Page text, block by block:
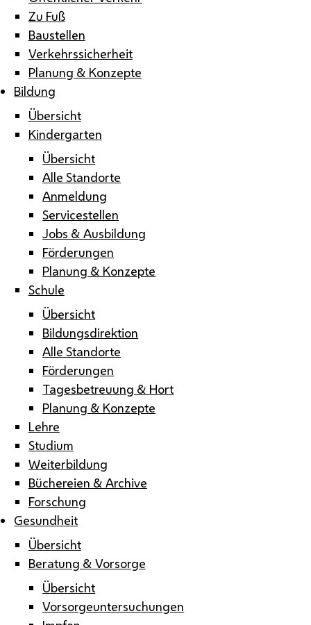
Zu Fuß
Baustellen
Verkehrssicherheit
Planung & Konzepte
Bildung
Übersicht
Kindergarten
Übersicht
Alle Standorte
Anmeldung
Servicestellen
Jobs & Ausbildung
Förderungen
Planung & Konzepte
Schule
Übersicht
Bildungsdirektion
Alle Standorte
Förderungen
Tagesbetreuung & Hort
Planung & Konzepte
Lehre
Studium
Weiterbildung
Büchereien & Archive
Forschung
Gesundheit
Übersicht
Beratung & Vorsorge
Übersicht
Vorsorgeuntersuchungen